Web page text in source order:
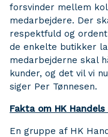
forsvinder mellem
medarbejdere. Der
respektfuld og
de enkelte butikker
medarbejderne skal
kunder, og det vil vi
siger Per Tønnesen.
Fakta om HK
En gruppe af HK